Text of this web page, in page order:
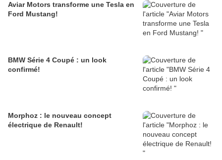
Aviar Motors transforme une Tesla en
Ford Mustang!
BMW Série 4 Coupé : un look
confirmé!
Morphoz : le nouveau concept
électrique de Renault!